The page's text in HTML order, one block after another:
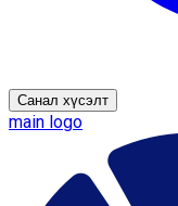
Санал хүсэлт
main logo